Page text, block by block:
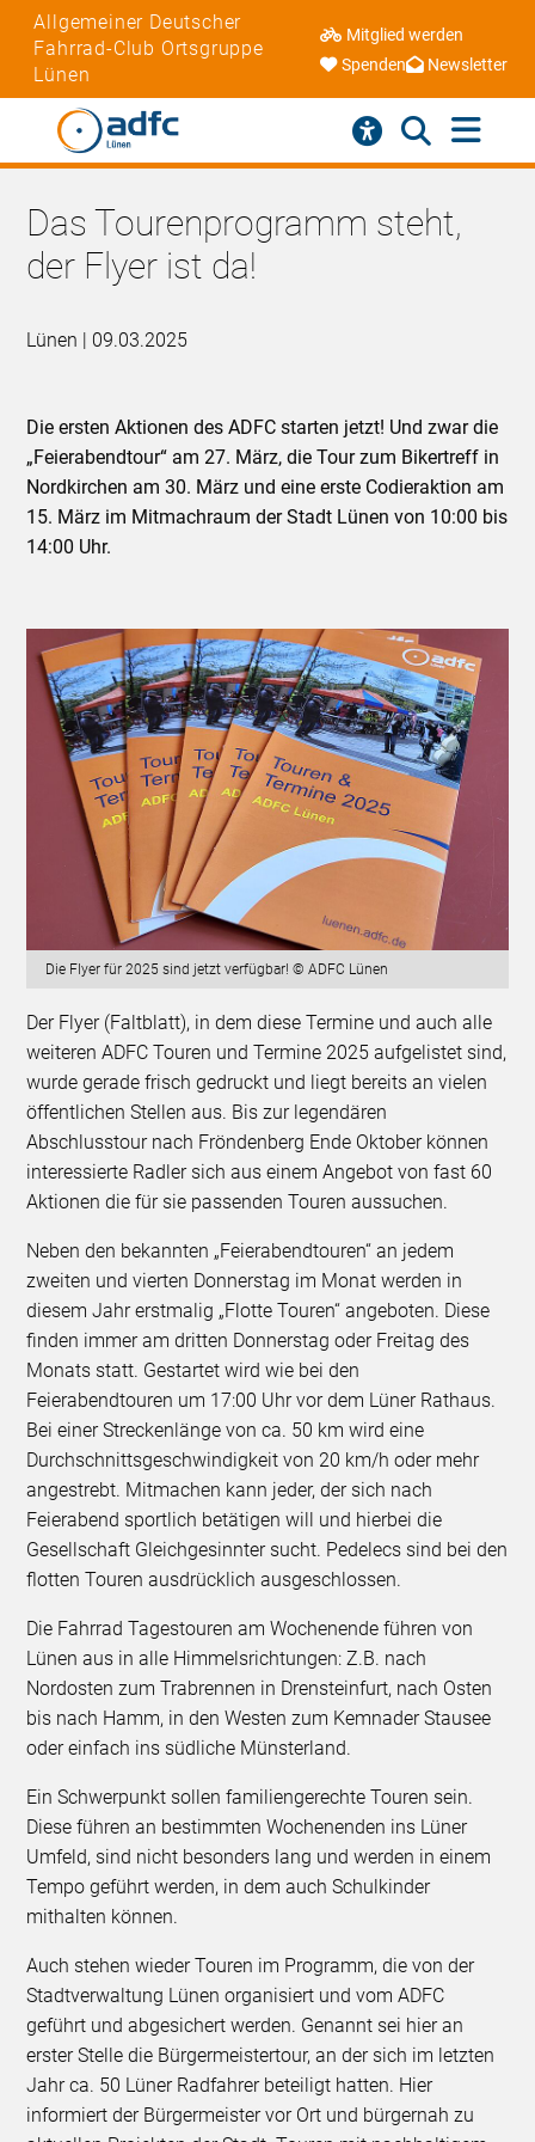
Allgemeiner Deutscher
Fahrrad-Club Ortsgruppe
Lünen
Mitglied werden
Spenden
Newsletter
Das Tourenprogramm steht,
der Flyer ist da!
Lünen | 09.03.2025
Die ersten Aktionen des ADFC starten jetzt! Und zwar die
„Feierabendtour“ am 27. März, die Tour zum Bikertreff in
Nordkirchen am 30. März und eine erste Codieraktion am
15. März im Mitmachraum der Stadt Lünen von 10:00 bis
14:00 Uhr.
Die Flyer für 2025 sind jetzt verfügbar! © ADFC Lünen
Der Flyer (Faltblatt), in dem diese Termine und auch alle
weiteren ADFC Touren und Termine 2025 aufgelistet sind,
wurde gerade frisch gedruckt und liegt bereits an vielen
öffentlichen Stellen aus. Bis zur legendären
Abschlusstour nach Fröndenberg Ende Oktober können
interessierte Radler sich aus einem Angebot von fast 60
Aktionen die für sie passenden Touren aussuchen.
Neben den bekannten „Feierabendtouren“ an jedem
zweiten und vierten Donnerstag im Monat werden in
diesem Jahr erstmalig „Flotte Touren“ angeboten. Diese
finden immer am dritten Donnerstag oder Freitag des
Monats statt. Gestartet wird wie bei den
Feierabendtouren um 17:00 Uhr vor dem Lüner Rathaus.
Bei einer Streckenlänge von ca. 50 km wird eine
Durchschnittsgeschwindigkeit von 20 km/h oder mehr
angestrebt. Mitmachen kann jeder, der sich nach
Feierabend sportlich betätigen will und hierbei die
Gesellschaft Gleichgesinnter sucht. Pedelecs sind bei den
flotten Touren ausdrücklich ausgeschlossen.
Die Fahrrad Tagestouren am Wochenende führen von
Lünen aus in alle Himmelsrichtungen: Z.B. nach
Nordosten zum Trabrennen in Drensteinfurt, nach Osten
bis nach Hamm, in den Westen zum Kemnader Stausee
oder einfach ins südliche Münsterland.
Ein Schwerpunkt sollen familiengerechte Touren sein.
Diese führen an bestimmten Wochenenden ins Lüner
Umfeld, sind nicht besonders lang und werden in einem
Tempo geführt werden, in dem auch Schulkinder
mithalten können.
Auch stehen wieder Touren im Programm, die von der
Stadtverwaltung Lünen organisiert und vom ADFC
geführt und abgesichert werden. Genannt sei hier an
erster Stelle die Bürgermeistertour, an der sich im letzten
Jahr ca. 50 Lüner Radfahrer beteiligt hatten. Hier
informiert der Bürgermeister vor Ort und bürgernah zu